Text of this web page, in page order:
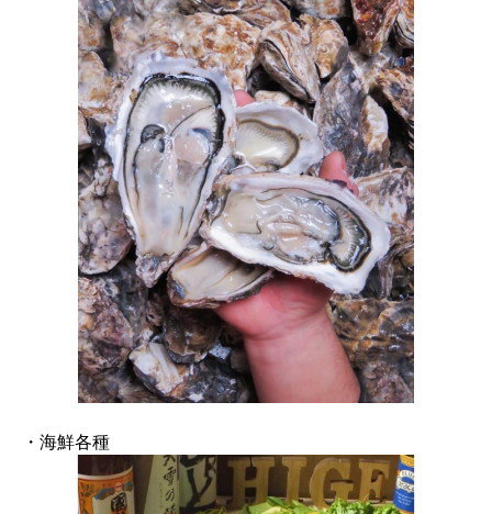
・海鮮各種